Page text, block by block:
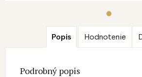
Popis Hodnotenie
Podrobný popis